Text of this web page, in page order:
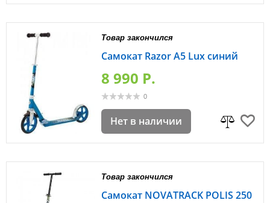
Товар закончился
Самокат Razor A5 Lux синий
8 990 P.
0
Нет в наличии
Товар закончился
Самокат NOVATRACK POLIS 250